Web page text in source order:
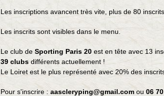
Les inscriptions avancent très vite, plus de 80
Les inscrits sont visibles dans le menu.
Le club de Sporting Paris 20 est en tête avec 13
39 clubs différents actuellement !
Le Loiret est le plus représenté avec 20% des
Pour s'inscrire : aascleryping@gmail.com ou 06